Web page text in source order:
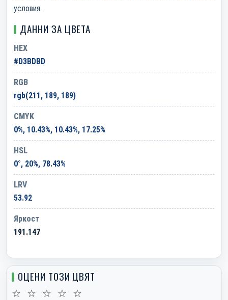
условия.
ДАННИ ЗА ЦВЕТА
HEX
#D3BDBD
RGB
rgb(211, 189, 189)
CMYK
0%, 10.43%, 10.43%, 17.25%
HSL
0°, 20%, 78.43%
LRV
53.92
Яркост
191.147
ОЦЕНИ ТОЗИ ЦВЯТ
☆ ☆ ☆ ☆ ☆